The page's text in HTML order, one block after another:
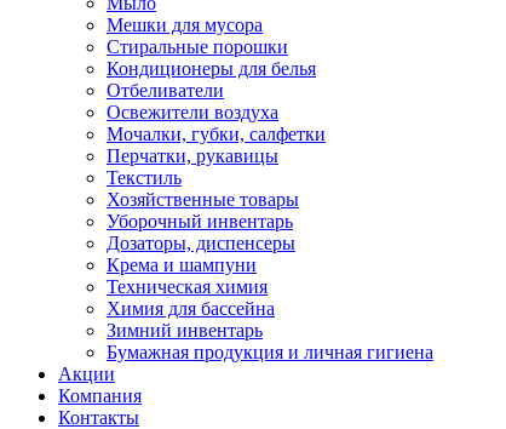
Мешки для мусора
Стиральные порошки
Кондиционеры для белья
Отбеливатели
Освежители воздуха
Мочалки, губки, салфетки
Перчатки, рукавицы
Текстиль
Хозяйственные товары
Уборочный инвентарь
Дозаторы, диспенсеры
Крема и шампуни
Техническая химия
Химия для бассейна
Зимний инвентарь
Бумажная продукция и личная гигиена
Акции
Компания
Контакты